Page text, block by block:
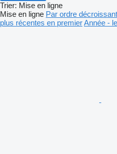
Trier: Mise en ligne
Mise en ligne Par ordre décroissant
plus récentes en premierAnnée -